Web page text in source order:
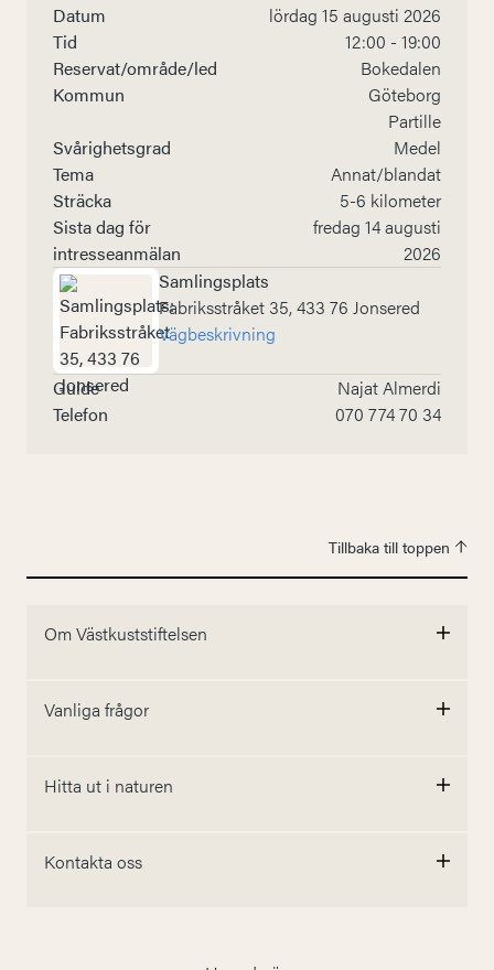
Datum
lördag 15 augusti 2026
Tid
12:00 - 19:00
Reservat/område/led
Bokedalen
Kommun
Göteborg
Partille
Svårighetsgrad
Medel
Tema
Annat/blandat
Sträcka
5-6 kilometer
Sista dag för
intresseanmälan
fredag 14 augusti
2026
Samlingsplats
Fabriksstråket 35, 433 76 Jonsered
Vägbeskrivning
Guide
Najat Almerdi
Telefon
070 774 70 34
Tillbaka till toppen
Om Västkuststiftelsen
Vanliga frågor
Hitta ut i naturen
Kontakta oss